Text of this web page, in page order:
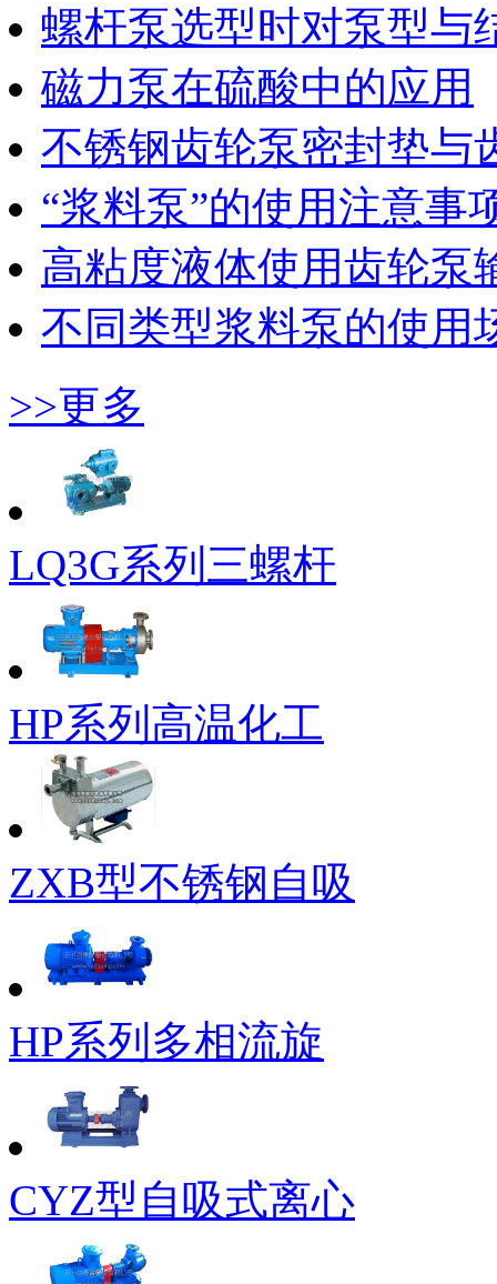
螺杆泵选型时对泵型与
磁力泵在硫酸中的应用
不锈钢齿轮泵密封垫与
“浆料泵”的使用注意事
高粘度液体使用齿轮泵
不同类型浆料泵的使用
>>更多
LQ3G系列三螺杆
HP系列高温化工
ZXB型不锈钢自吸
HP系列多相流旋
CYZ型自吸式离心